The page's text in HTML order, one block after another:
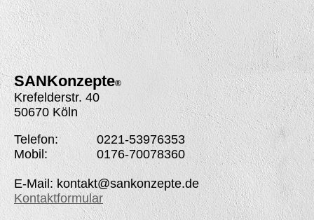
SANKonzepte®
Krefelderstr. 40
50670 Köln
Telefon: 0221-53976353
Mobil: 0176-70078360
E-Mail: kontakt@sankonzepte.de
Kontaktformular